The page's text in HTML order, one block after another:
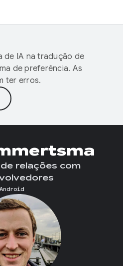
de IA na tradução de
de preferência. As
ter erros.
relações com
Android